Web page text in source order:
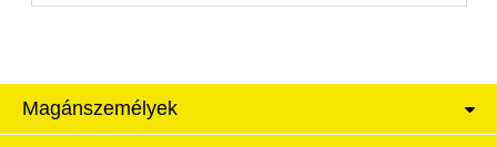
Magánszemélyek